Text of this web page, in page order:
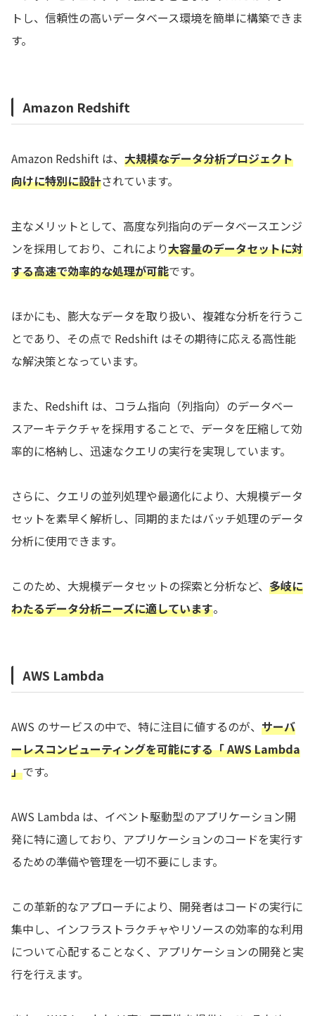
トし、信頼性の高いデータベース環境を簡単に構築できま
す。
Amazon Redshift
Amazon Redshift は、 大規模なデータ分析プロジェクト
向けに特別に設計されています。
主なメリットとして、高度な列指向のデータベースエンジ
ンを採用しており、これにより大容量のデータセットに対
する高速で効率的な処理が可能です。
ほかにも、膨大なデータを取り扱い、複雑な分析を行うこ
とであり、その点で Redshift はその期待に応える高性能
な解決策となっています。
また、Redshift は、コラム指向（列指向）のデータベー
スアーキテクチャを採用することで、データを圧縮して効
率的に格納し、迅速なクエリの実行を実現しています。
さらに、クエリの並列処理や最適化により、大規模データ
セットを素早く解析し、同期的またはバッチ処理のデータ
分析に使用できます。
このため、大規模データセットの探索と分析など、 多岐に
わたるデータ分析ニーズに適しています。
AWS Lambda
AWS のサービスの中で、特に注目に値するのが、 サーバ
ーレスコンピューティングを可能にする「 AWS Lambda
」です。
AWS Lambda は、イベント駆動型のアプリケーション開
発に特に適しており、アプリケーションのコードを実行す
るための準備や管理を一切不要にします。
この革新的なアプローチにより、開発者はコードの実行に
集中し、インフラストラクチャやリソースの効率的な利用
について心配することなく、アプリケーションの開発と実
行を行えます。